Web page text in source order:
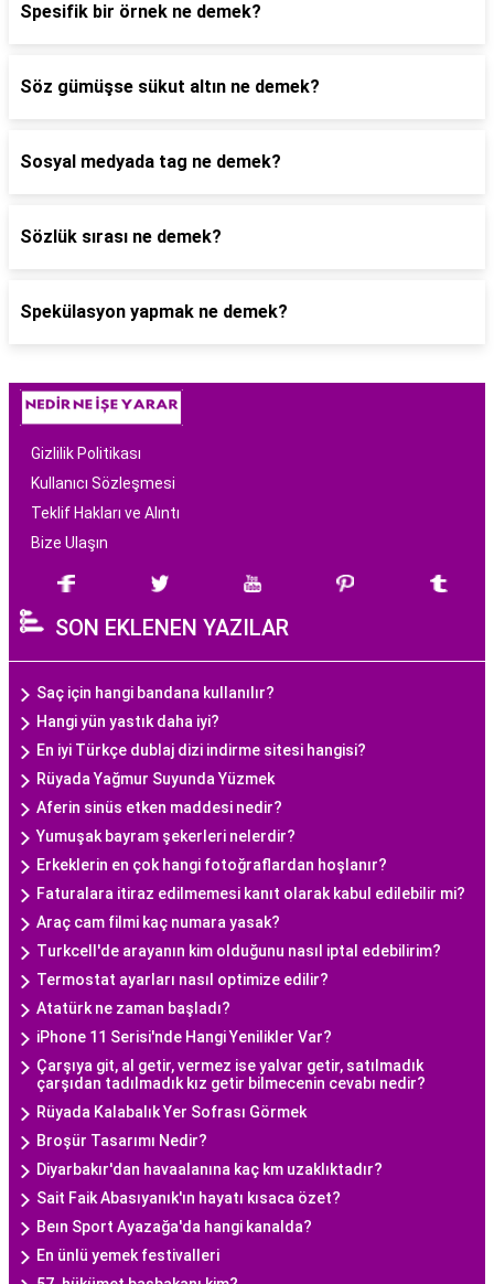
Spesifik bir örnek ne demek?
Söz gümüşse sükut altın ne demek?
Sosyal medyada tag ne demek?
Sözlük sırası ne demek?
Spekülasyon yapmak ne demek?
Gizlilik Politikası
Kullanıcı Sözleşmesi
Teklif Hakları ve Alıntı
Bize Ulaşın
SON EKLENEN YAZILAR
Saç için hangi bandana kullanılır?
Hangi yün yastık daha iyi?
En iyi Türkçe dublaj dizi indirme sitesi hangisi?
Rüyada Yağmur Suyunda Yüzmek
Aferin sinüs etken maddesi nedir?
Yumuşak bayram şekerleri nelerdir?
Erkeklerin en çok hangi fotoğraflardan hoşlanır?
Faturalara itiraz edilmemesi kanıt olarak kabul edilebilir mi?
Araç cam filmi kaç numara yasak?
Turkcell'de arayanın kim olduğunu nasıl iptal edebilirim?
Termostat ayarları nasıl optimize edilir?
Atatürk ne zaman başladı?
iPhone 11 Serisi'nde Hangi Yenilikler Var?
Çarşıya git, al getir, vermez ise yalvar getir, satılmadık
çarşıdan tadılmadık kız getir bilmecenin cevabı nedir?
Rüyada Kalabalık Yer Sofrası Görmek
Broşür Tasarımı Nedir?
Diyarbakır'dan havaalanına kaç km uzaklıktadır?
Sait Faik Abasıyanık'ın hayatı kısaca özet?
Beın Sport Ayazağa'da hangi kanalda?
En ünlü yemek festivalleri